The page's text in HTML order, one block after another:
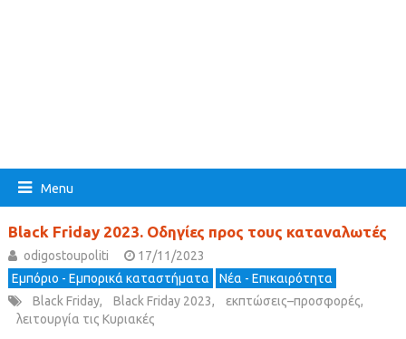
Menu
Black Friday 2023. Οδηγίες προς τους καταναλωτές
odigostoupoliti
17/11/2023
Εμπόριο - Εμπορικά καταστήματα
Νέα - Επικαιρότητα
Black Friday, Black Friday 2023, εκπτώσεις–προσφορές,
λειτουργία τις Κυριακές